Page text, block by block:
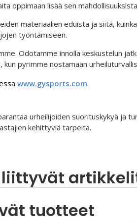
oppimaan lisää sen
materiaalien eduista ja siitä,
työntämiseen.
Odotamme innolla keskustelun
pyrimme nostamaan
www.gysports.com.
urheilijoiden suorituskykyä ja
kehittyviä tarpeita.
liittyvät
tuotteet